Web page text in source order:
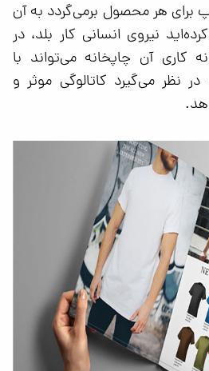
برای هر محصول برمی‌گردد به آن
نیروی انسانی کار بلد، در
کاری آن چاپخانه می‌تواند با
نظر می‌گیرد کاتالوگی موثر و